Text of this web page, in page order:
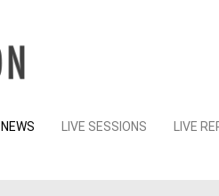
Skip
NEWS LIVE SESSIONS LIVE